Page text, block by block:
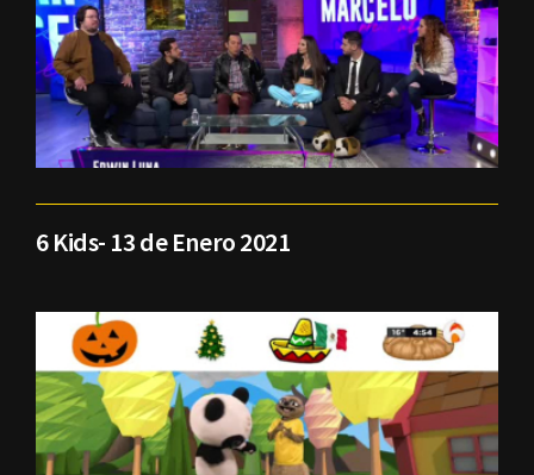
6 Kids- 13 de Enero 2021